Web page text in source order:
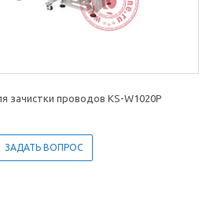
зачистки проводов KS-W1020P
ЗАДАТЬ ВОПРОС